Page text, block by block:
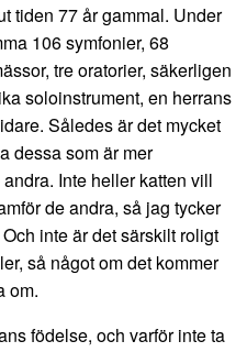
tiden 77 år gammal. Under
106 symfonier, 68
tre oratorier, säkerligen
soloinstrument, en herrans
Således är det mycket
dessa som är mer
Inte heller katten vill
de andra, så jag tycker
inte är det särskilt roligt
så något om det kommer
om.
födelse, och varför inte ta